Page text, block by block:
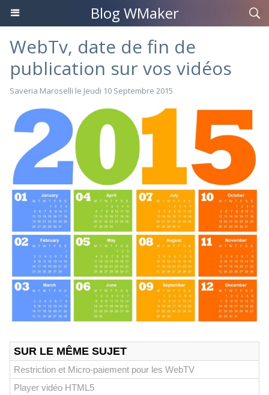
Blog WMaker
WebTv, date de fin de
publication sur vos vidéos
Saveria Maroselli le Jeudi 10 Septembre 2015
SUR LE MÊME SUJET
Restriction et Micro-paiement pour les WebTV
Player vidéo HTML5